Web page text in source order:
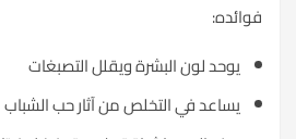
فوائده:
يوحد لون البشرة ويقلل التصبغات
يساعد في التخلص من آثار حب الشباب